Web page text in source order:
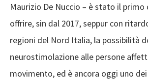
Maurizio De Nuccio – è stato il primo
offrire, sin dal 2017, seppur con
regioni del Nord Italia, la possibilità
neurostimolazione alle persone
movimento, ed è ancora oggi uno